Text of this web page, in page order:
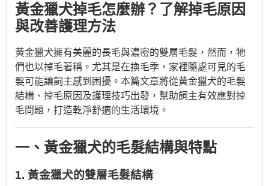
黃金獵犬掉毛怎麼辦？了解掉毛原因
與改善護理方法
黃金獵犬擁有美麗的長毛與濃密的雙層毛髮，然而，牠
們也以掉毛著稱。尤其是在換毛季，家裡隨處可見的毛
髮可能讓飼主感到困擾。本篇文章將從黃金獵犬的毛髮
結構、掉毛原因及護理技巧出發，幫助飼主有效應對掉
毛問題，打造乾淨舒適的生活環境。
一、黃金獵犬的毛髮結構與特點
1. 黃金獵犬的雙層毛髮結構